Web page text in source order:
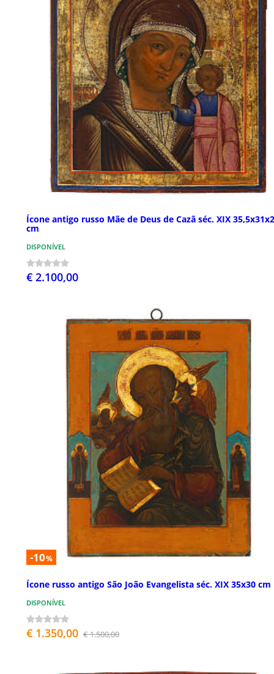
Ícone antigo russo Mãe de Deus de Cazã séc. XIX
cm
DISPONÍVEL
€ 2.100,00
-10%
Ícone russo antigo São João Evangelista séc. XIX 35x30 cm
DISPONÍVEL
€ 1.350,00 € 1.500,00